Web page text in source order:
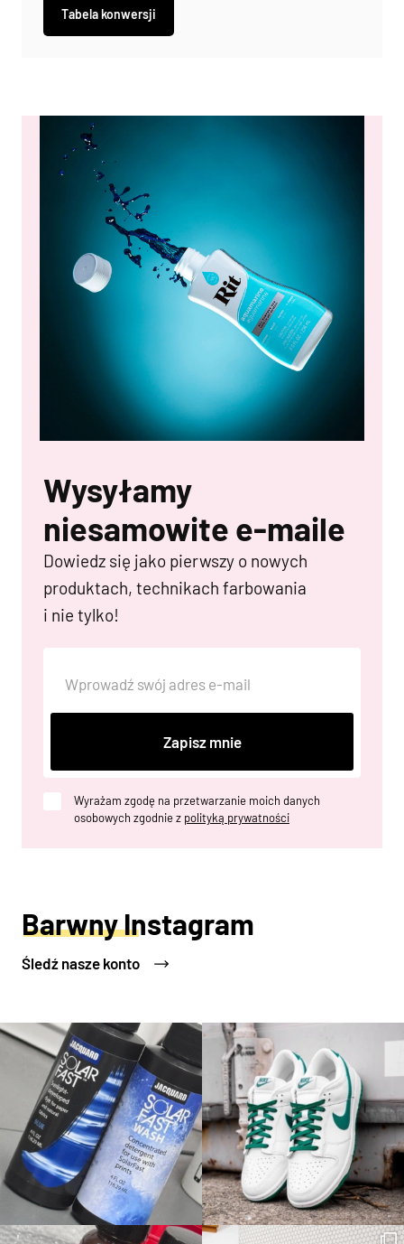
Tabela konwersji
Wysyłamy
niesamowite e-maile
Dowiedz się jako pierwszy o nowych
produktach, technikach farbowania
i nie tylko!
Zapisz mnie
Wyrażam zgodę na przetwarzanie moich danych
osobowych zgodnie z polityką prywatności
Barwny Instagram
Śledź nasze konto